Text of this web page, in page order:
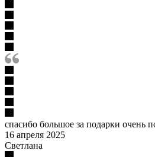
спасибо большое за подарки очень
16 апреля 2025
Светлана